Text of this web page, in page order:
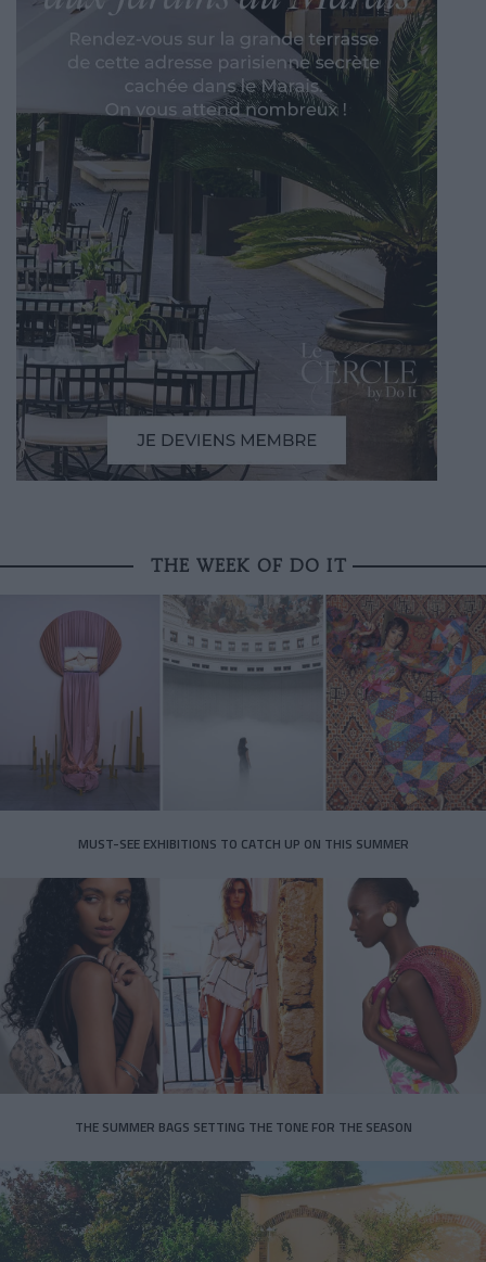
THE WEEK OF DO IT
MUST-SEE EXHIBITIONS TO CATCH UP ON THIS SUMMER
THE SUMMER BAGS SETTING THE TONE FOR THE SEASON